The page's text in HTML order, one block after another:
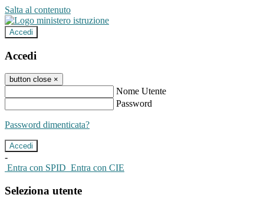
Salta al contenuto
Accedi
Accedi
button close ×
Nome Utente
Password
Password dimenticata?
-
Entra con SPID Entra con CIE
Seleziona utente